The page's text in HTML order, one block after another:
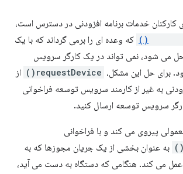
که وعده ای را برمی گرداند که با یک
می شود، نمی تواند در یک کارگر سرویس
برای حل این مشکل، requestDevice()
از
به غیر از کارمند سرویس توسعه فراخوانی
سرویس توسعه ارسال کنید.
پیروی می کند و با فراخوانی
به عنوان بخشی از یک جریان مجوزها که به
عمل می کند. هنگامی که دستگاه به دست می آید،